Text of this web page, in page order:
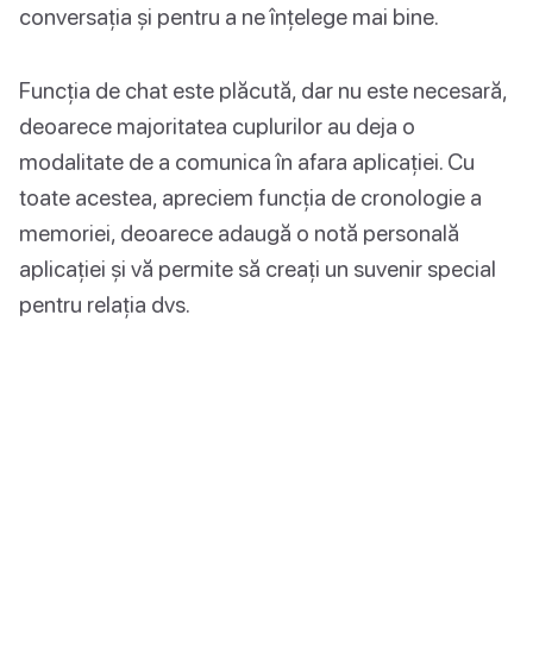
conversația și pentru a ne înțelege mai bine.
Funcția de chat este plăcută, dar nu este necesară,
deoarece majoritatea cuplurilor au deja o
modalitate de a comunica în afara aplicației. Cu
toate acestea, apreciem funcția de cronologie a
memoriei, deoarece adaugă o notă personală
aplicației și vă permite să creați un suvenir special
pentru relația dvs.